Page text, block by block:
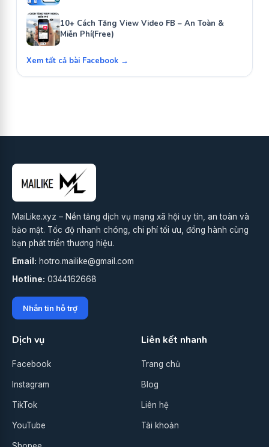
10+ Cách Tăng View Video FB – An Toàn &
Miễn Phí(Free)
Xem tất cả bài Facebook →
MaiLike.xyz – Nền tảng dịch vụ mạng xã hội uy tín, an toàn và
bảo mật. Tốc độ nhanh chóng, chi phí tối ưu, đồng hành cùng
bạn phát triển thương hiệu.
Email: hotro.mailike@gmail.com
Hotline: 0344162668
Nhắn tin hỗ trợ
Dịch vụ
Facebook
Instagram
TikTok
YouTube
Liên kết nhanh
Trang chủ
Blog
Liên hệ
Tài khoản